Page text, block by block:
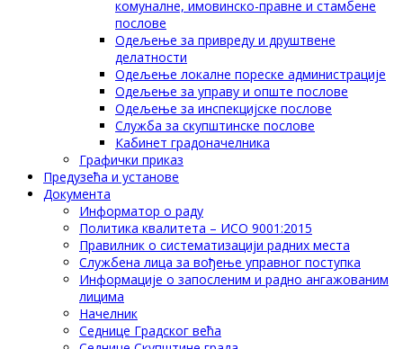
комуналне, имовинско-правне и стамбене
послове
Одељење за привреду и друштвене
делатности
Одељење локалне пореске администрације
Одељење за управу и опште послове
Одељење за инспекцијске послове
Служба за скупштинске послове
Кабинет градоначелника
Графички приказ
Предузећа и установе
Документа
Информатор о раду
Политика квалитета – ИСО 9001:2015
Правилник о систематизацији радних места
Службена лица за вођење управног поступка
Информације о запосленим и радно ангажованим
лицима
Начелник
Седнице Градског већа